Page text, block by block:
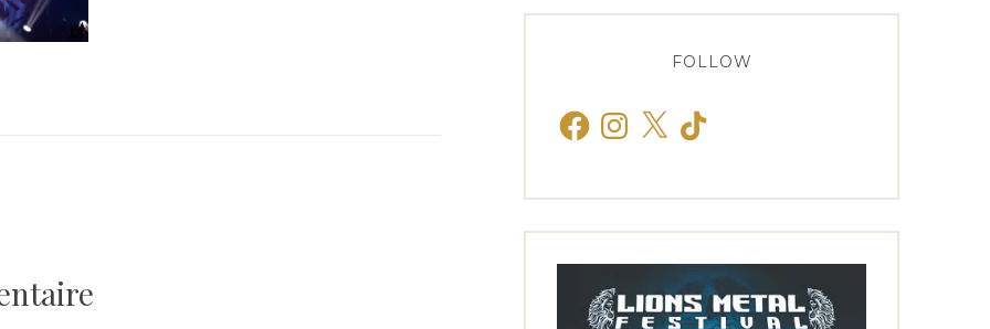
FOLLOW
FacebookInstagram
X TikTok